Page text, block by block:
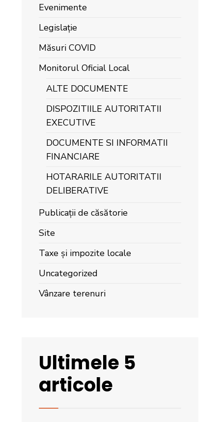
Evenimente
Legislație
Măsuri COVID
Monitorul Oficial Local
ALTE DOCUMENTE
DISPOZITIILE AUTORITATII
EXECUTIVE
DOCUMENTE SI INFORMATII
FINANCIARE
HOTARARILE AUTORITATII
DELIBERATIVE
Publicații de căsătorie
Site
Taxe și impozite locale
Uncategorized
Vânzare terenuri
Ultimele 5
articole